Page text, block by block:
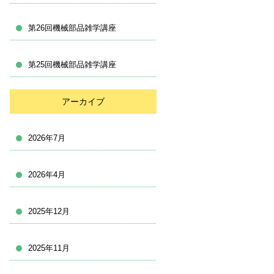
第26回機械部品雑学講座
第25回機械部品雑学講座
アーカイブ
2026年7月
2026年4月
2025年12月
2025年11月